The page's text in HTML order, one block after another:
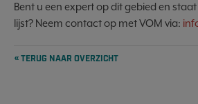
Bent u een expert op dit gebied en
lijst? Neem contact op met VOM via:
« TERUG NAAR OVERZICHT